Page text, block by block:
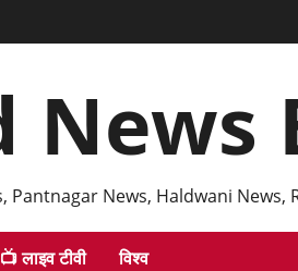
Pantnagar News, Haldwani News,
📺 लाइव टीवी विश्व